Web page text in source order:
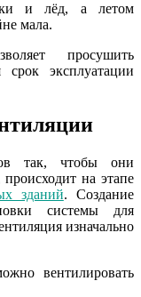
и лёд, а летом
мала.
просушить
эксплуатации
так, чтобы они
на этапе
зданий. Создание
системы для
изначально
вентилировать